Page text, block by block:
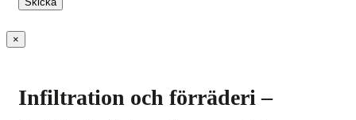
×
Infiltration och förräderi –